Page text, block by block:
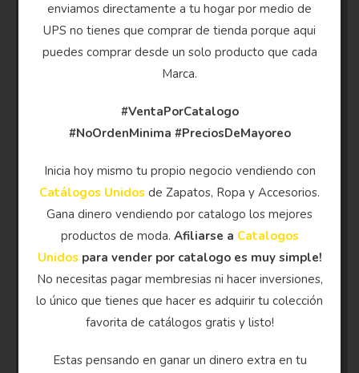
enviamos directamente a tu hogar por medio de
UPS no tienes que comprar de tienda porque aqui
puedes comprar desde un solo producto que cada
Marca.
#VentaPorCatalogo
#NoOrdenMinima #PreciosDeMayoreo
Inicia hoy mismo tu propio negocio vendiendo con
Catálogos Unidos de Zapatos, Ropa y Accesorios.
Gana dinero vendiendo por catalogo los mejores
productos de moda. Afiliarse a Catalogos
Unidos para vender por catalogo es muy simple!
No necesitas pagar membresias ni hacer inversiones,
lo único que tienes que hacer es adquirir tu colección
favorita de catálogos gratis y listo!
Estas pensando en ganar un dinero extra en tu